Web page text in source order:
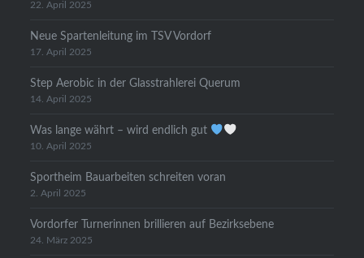
22. April 2025
Neue Spartenleitung im TSV Vordorf
17. April 2025
Step Aerobic in der Glasstrahlerei Querum
14. April 2025
Was lange währt – wird endlich gut
10. April 2025
Sportheim Bauarbeiten schreiten voran
2. April 2025
Vordorfer Turnerinnen brillieren auf Bezirksebene
24. März 2025